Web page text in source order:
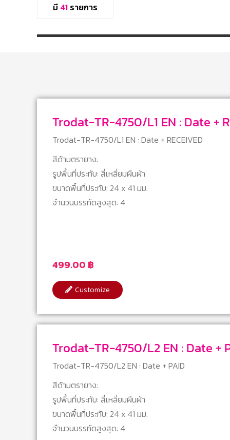
มี41 รายการ
Trodat-TR-4750/L1
499.00 ฿
Trodat-TR-4750/L1 EN : Date + RECEIVED
สีด้ามตรายาง:
รูปพื้นที่ประทับ: สี่เหลี่ยมผืนผ้า
ขนาดพื้นที่ประทับ: 24 x 41 มม.
จำนวนบรรทัดสูงสุด: 4
Customize
Trodat-TR-4750/L2 EN
Trodat-TR-4750/L2 EN : Date + PAID
สีด้ามตรายาง:
รูปพื้นที่ประทับ: สี่เหลี่ยมผืนผ้า
ขนาดพื้นที่ประทับ: 24 x 41 มม.
จำนวนบรรทัดสูงสุด: 4